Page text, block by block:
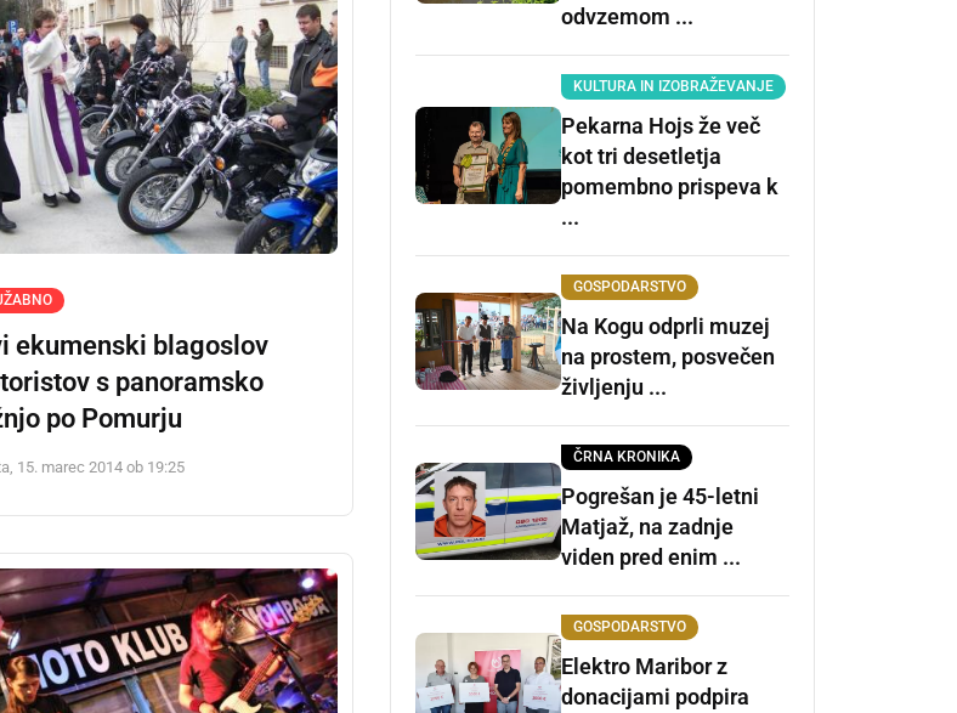
ekumenski blagoslov
s panoramsko
po Pomurju
15. marec 2014 ob 19:25
odvzemom ...
KULTURA IN IZOBRAŽEVANJE
Pekarna Hojs že več
kot tri desetletja
pomembno prispeva k
...
GOSPODARSTVO
Na Kogu odprli muzej
na prostem, posvečen
življenju ...
ČRNA KRONIKA
Pogrešan je 45-letni
Matjaž, na zadnje
viden pred enim ...
GOSPODARSTVO
Elektro Maribor z
donacijami podpira